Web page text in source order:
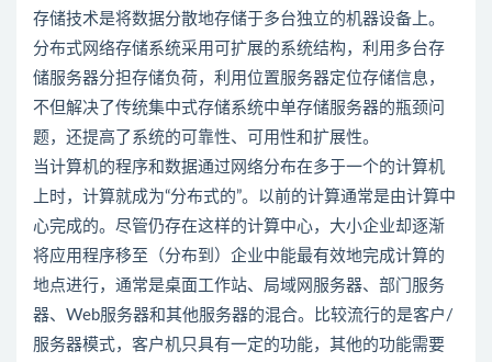
存储技术是将数据分散地存储于多台独立的机器设备上。
分布式网络存储系统采用可扩展的系统结构，利用多台存
储服务器分担存储负荷，利用位置服务器定位存储信息，
不但解决了传统集中式存储系统中单存储服务器的瓶颈问
题，还提高了系统的可靠性、可用性和扩展性。
当计算机的程序和数据通过网络分布在多于一个的计算机
上时，计算就成为“分布式的”。以前的计算通常是由计算中
心完成的。尽管仍存在这样的计算中心，大小企业却逐渐
将应用程序移至（分布到）企业中能最有效地完成计算的
地点进行，通常是桌面工作站、局域网服务器、部门服务
器、Web服务器和其他服务器的混合。比较流行的是客户/
服务器模式，客户机只具有一定的功能，其他的功能需要